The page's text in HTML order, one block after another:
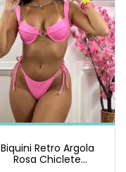
Biquini Retro Argola
Rosa Chiclete